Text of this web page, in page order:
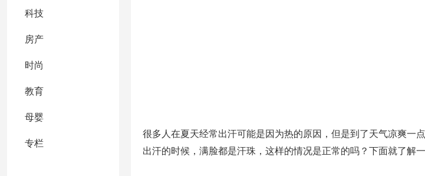
科技
房产
时尚
教育
母婴
专栏
很多人在夏天经常出汗可能是因为热的原因，但是到了天气凉爽一
出汗的时候，满脸都是汗珠，这样的情况是正常的吗？下面就了解